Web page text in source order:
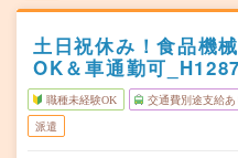
土日祝休み！食品機
OK＆車通勤可
職種未経験OK 交通費別途支給あ
派遣